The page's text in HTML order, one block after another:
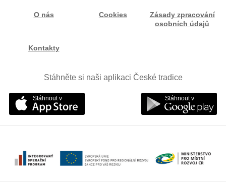
O nás Cookies
Zásady zpracování
osobních údajů
Kontakty
Stáhněte si naši aplikaci České tradice
Stáhnout v Stáhnout v